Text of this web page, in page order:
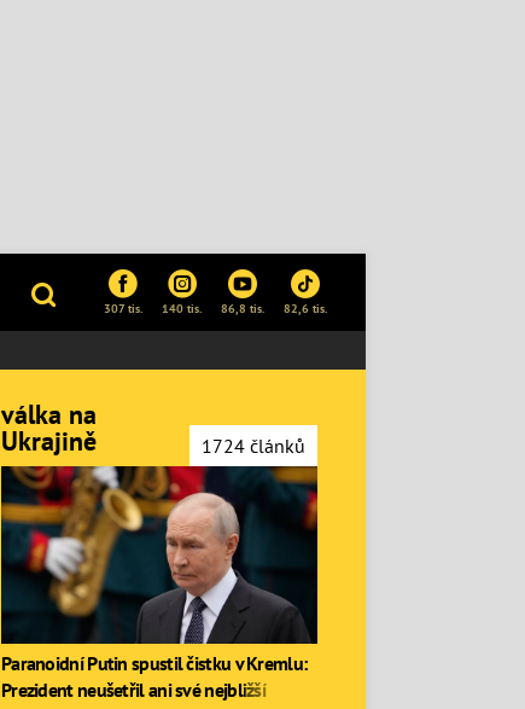
307 tis. 140 tis. 86,8 tis. 82,6 tis.
válka na
Ukrajině 1724 článků
Paranoidní Putin spustil čistku v Kremlu:
Prezident neušetřil ani své nejbližší